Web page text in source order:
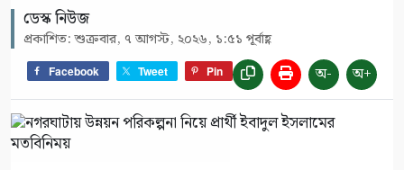
ডেস্ক নিউজ
প্রকাশিত: শুক্রবার, ৭ আগস্ট, ২০২৬, ১:৫১ পূর্বাহ্ণ
Facebook Tweet Pin অ- অ+